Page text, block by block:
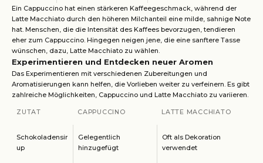
Ein Cappuccino hat einen stärkeren Kaffeegeschmack, während der
Latte Macchiato durch den höheren Milchanteil eine milde, sahnige Note
hat. Menschen, die die Intensität des Kaffees bevorzugen, tendieren
eher zum Cappuccino. Hingegen neigen jene, die eine sanftere Tasse
wünschen, dazu, Latte Macchiato zu wählen.
Experimentieren und Entdecken neuer Aromen
Das Experimentieren mit verschiedenen Zubereitungen und
Aromatisierungen kann helfen, die Vorlieben weiter zu verfeinern. Es gibt
zahlreiche Möglichkeiten, Cappuccino und Latte Macchiato zu variieren.
ZUTAT CAPPUCCINO LATTE MACCHIATO
Schokoladensir
up
Gelegentlich
hinzugefügt
Oft als Dekoration
verwendet